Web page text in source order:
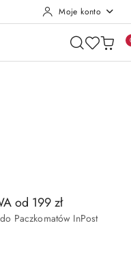
Moje konto
od 199 zł
Paczkomatów InPost